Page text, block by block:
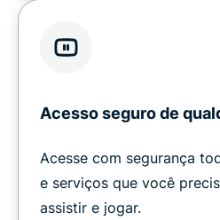
Acesso seguro de
Acesse com segurança
e serviços que você
assistir e jogar.